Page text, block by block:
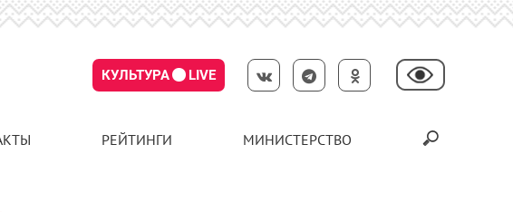
КУЛЬТУРА LIVE
РЕЙТИНГИ МИНИСТЕРСТВО